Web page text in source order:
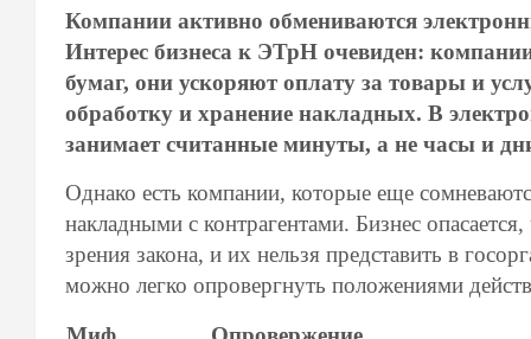
Компании активно обмениваются
Интерес бизнеса к ЭТрН очевиден:
бумаг, они ускоряют оплату за товары и
обработку и хранение накладных. В
занимает считанные минуты, а не часы и
Однако есть компании, которые еще
накладными с контрагентами. Бизнес
зрения закона, и их нельзя представить в
можно легко опровергнуть положениями